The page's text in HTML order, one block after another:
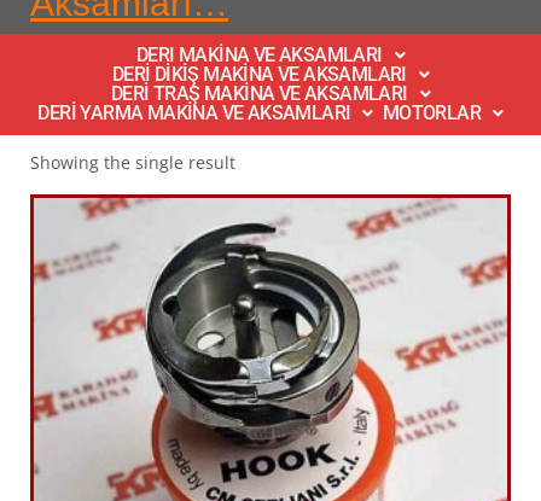
DERI MAKİNA VE AKSAMLARI
DERİ DİKİŞ MAKİNA VE AKSAMLARI
DERİ TRAŞ MAKİNA VE AKSAMLARI
DERİ YARMA MAKİNA VE AKSAMLARI
MOTORLAR
Showing the single result